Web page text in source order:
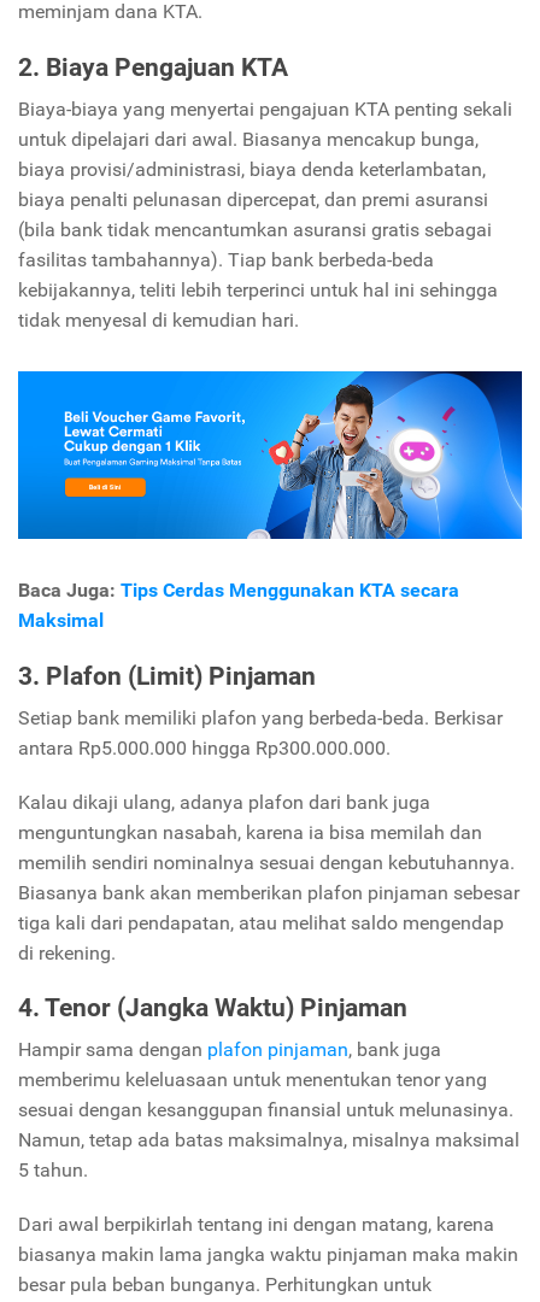
meminjam dana KTA.
2. Biaya Pengajuan KTA
Biaya-biaya yang menyertai pengajuan KTA penting sekali
untuk dipelajari dari awal. Biasanya mencakup bunga,
biaya provisi/administrasi, biaya denda keterlambatan,
biaya penalti pelunasan dipercepat, dan premi asuransi
(bila bank tidak mencantumkan asuransi gratis sebagai
fasilitas tambahannya). Tiap bank berbeda-beda
kebijakannya, teliti lebih terperinci untuk hal ini sehingga
tidak menyesal di kemudian hari.
Baca Juga: Tips Cerdas Menggunakan KTA secara
Maksimal
3. Plafon (Limit) Pinjaman
Setiap bank memiliki plafon yang berbeda-beda. Berkisar
antara Rp5.000.000 hingga Rp300.000.000.
Kalau dikaji ulang, adanya plafon dari bank juga
menguntungkan nasabah, karena ia bisa memilah dan
memilih sendiri nominalnya sesuai dengan kebutuhannya.
Biasanya bank akan memberikan plafon pinjaman sebesar
tiga kali dari pendapatan, atau melihat saldo mengendap
di rekening.
4. Tenor (Jangka Waktu) Pinjaman
Hampir sama dengan plafon pinjaman, bank juga
memberimu keleluasaan untuk menentukan tenor yang
sesuai dengan kesanggupan finansial untuk melunasinya.
Namun, tetap ada batas maksimalnya, misalnya maksimal
5 tahun.
Dari awal berpikirlah tentang ini dengan matang, karena
biasanya makin lama jangka waktu pinjaman maka makin
besar pula beban bunganya. Perhitungkan untuk